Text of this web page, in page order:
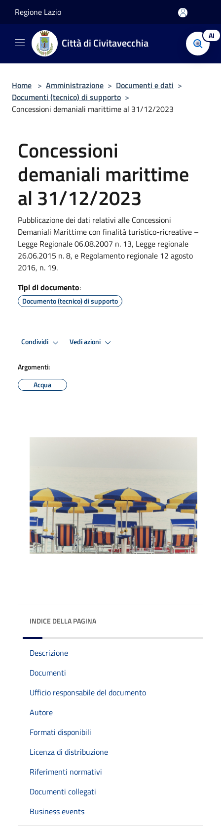
Regione Lazio
Città di Civitavecchia AI
Home > Amministrazione > Documenti e dati >
Documenti (tecnico) di supporto >
Concessioni demaniali marittime al 31/12/2023
Concessioni
demaniali marittime
al 31/12/2023
Pubblicazione dei dati relativi alle Concessioni
Demaniali Marittime con finalità turistico-ricreative –
Legge Regionale 06.08.2007 n. 13, Legge regionale
26.06.2015 n. 8, e Regolamento regionale 12 agosto
2016, n. 19.
Tipi di documento:
Documento (tecnico) di supporto
Condividi Vedi azioni
Argomenti:
Acqua
INDICE DELLA PAGINA
Descrizione
Documenti
Ufficio responsabile del documento
Autore
Formati disponibili
Licenza di distribuzione
Riferimenti normativi
Documenti collegati
Business events